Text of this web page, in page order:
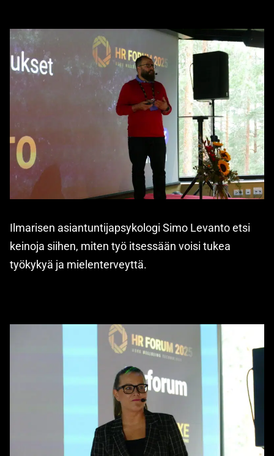
Ilmarisen asiantuntijapsykologi Simo Levanto etsi
keinoja siihen, miten työ itsessään voisi tukea
työkykyä ja mielenterveyttä.